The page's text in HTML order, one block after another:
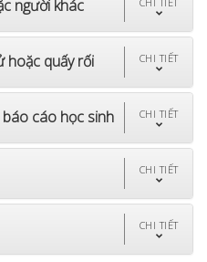
người khác
hoặc quấy rối CHI TIẾT
cáo học sinh CHI TIẾT
CHI TIẾT
CHI TIẾT